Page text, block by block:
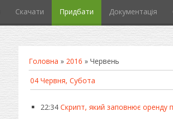
Скачати Придбати Документація
Головна » 2016 » Червень
04 Червня, Субота
22:34 Скрипт, який заповнює оренду